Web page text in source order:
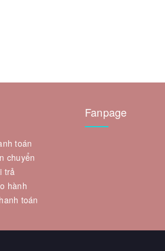
toán
chuyển
trả
hành
toán
Fanpage